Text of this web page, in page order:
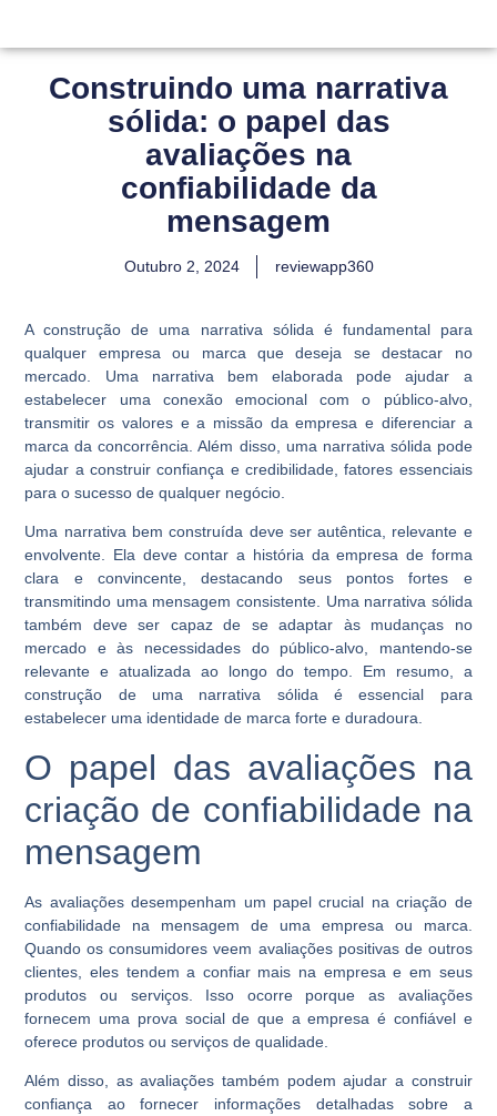
Construindo uma narrativa
sólida: o papel das
avaliações na
confiabilidade da
mensagem
Outubro 2, 2024 reviewapp360
A construção de uma narrativa sólida é fundamental para
qualquer empresa ou marca que deseja se destacar no
mercado. Uma narrativa bem elaborada pode ajudar a
estabelecer uma conexão emocional com o público-alvo,
transmitir os valores e a missão da empresa e diferenciar a
marca da concorrência. Além disso, uma narrativa sólida pode
ajudar a construir confiança e credibilidade, fatores essenciais
para o sucesso de qualquer negócio.
Uma narrativa bem construída deve ser autêntica, relevante e
envolvente. Ela deve contar a história da empresa de forma
clara e convincente, destacando seus pontos fortes e
transmitindo uma mensagem consistente. Uma narrativa sólida
também deve ser capaz de se adaptar às mudanças no
mercado e às necessidades do público-alvo, mantendo-se
relevante e atualizada ao longo do tempo. Em resumo, a
construção de uma narrativa sólida é essencial para
estabelecer uma identidade de marca forte e duradoura.
O papel das avaliações na
criação de confiabilidade na
mensagem
As avaliações desempenham um papel crucial na criação de
confiabilidade na mensagem de uma empresa ou marca.
Quando os consumidores veem avaliações positivas de outros
clientes, eles tendem a confiar mais na empresa e em seus
produtos ou serviços. Isso ocorre porque as avaliações
fornecem uma prova social de que a empresa é confiável e
oferece produtos ou serviços de qualidade.
Além disso, as avaliações também podem ajudar a construir
confiança ao fornecer informações detalhadas sobre a